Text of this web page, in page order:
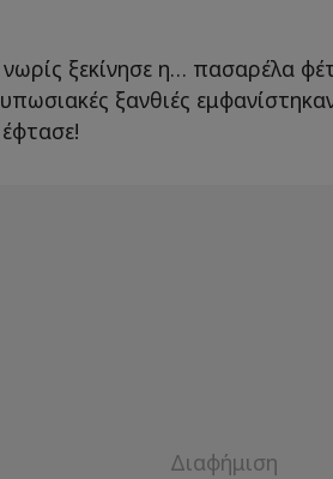
ξεκίνησε η… πασαρέλα
ξανθιές